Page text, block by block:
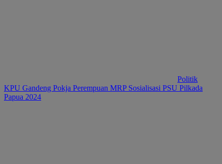
Politik
KPU Gandeng Pokja Perempuan MRP Sosialisasi PSU Pilkada
Papua 2024